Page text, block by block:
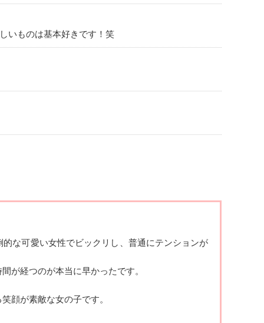
いものは基本好きです！笑
ガレンは途中まで読みました笑
気にいることが多いのはコレサワ、backnumber、あ
的な可愛い女性でビックリし、普通にテンションが
が経つのが本当に早かったです。
笑顔が素敵な女の子です。